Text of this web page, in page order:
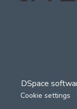
DSpace
Cookie settings